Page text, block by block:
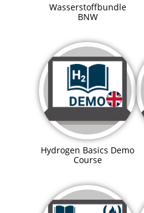
Wasserstoffbundle
BNW
Hydrogen Basics Demo
Course